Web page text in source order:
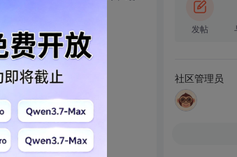
发帖
社区管理员